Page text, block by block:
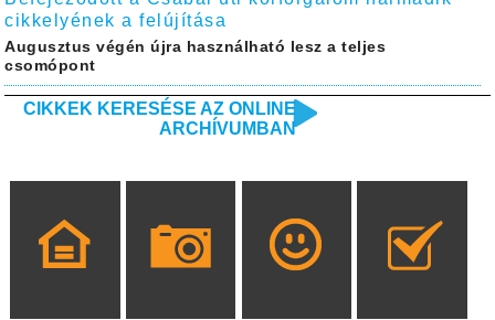
cikkelyének a felújítása
Augusztus végén újra használható lesz a teljes
csomópont
CIKKEK KERESÉSE AZ ONLINE
ARCHÍVUMBAN